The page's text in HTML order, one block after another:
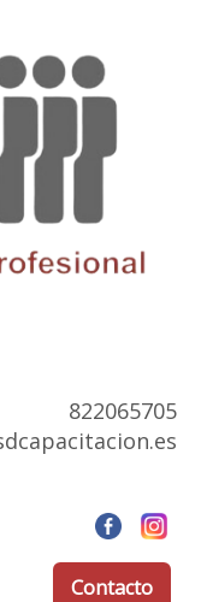
822065705
Contacto